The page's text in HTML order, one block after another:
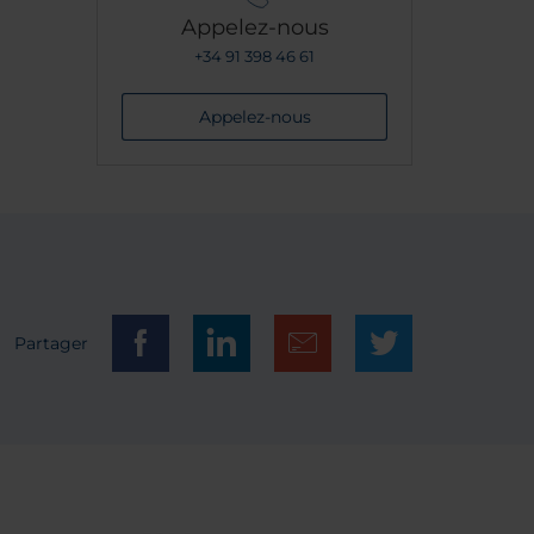
Appelez-nous
+34 91 398 46 61
Appelez-nous
Partager